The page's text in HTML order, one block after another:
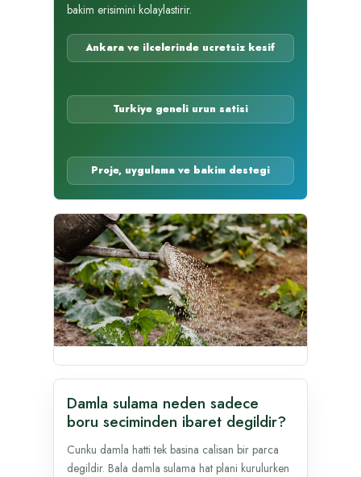
bakim erisimini kolaylastirir.
Ankara ve ilcelerinde ucretsiz kesif
Turkiye geneli urun satisi
Proje, uygulama ve bakim destegi
Damla sulama neden sadece
boru seciminden ibaret degildir?
Cunku damla hatti tek basina calisan bir parca
degildir. Bala damla sulama hat plani kurulurken